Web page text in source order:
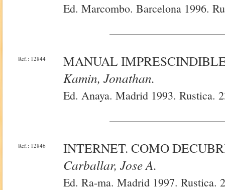
Ed. Marcombo. Barcelona 1996.
Ref.: 12844
MANUAL
Kamin, Jonathan.
Ed. Anaya. Madrid 1993. Rustica.
Ref.: 12846
INTERNET. COMO
Carballar, Jose A.
Ed. Ra-ma. Madrid 1997. Rustica.